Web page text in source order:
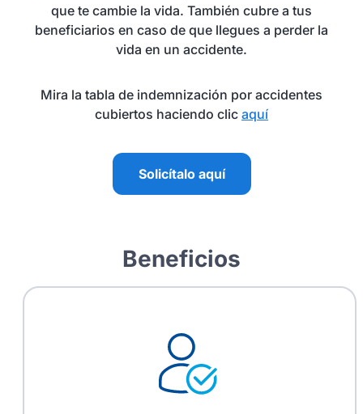
que te cambie la vida. También cubre a tus
beneficiarios en caso de que llegues a perder la
vida en un accidente.
Mira la tabla de indemnización por accidentes
cubiertos haciendo clic aquí
Solicítalo aquí
Beneficios